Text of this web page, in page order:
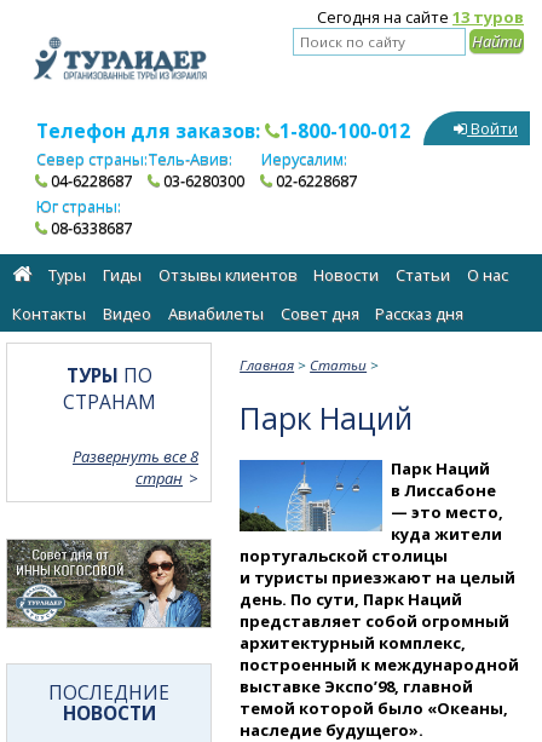
Сегодня на сайте 13 туров
Телефон для заказов: 1-800-100-012
Север страны:
04-6228687
Тель-Авив:
03-6280300
Иерусалим:
02-6228687
Юг страны:
08-6338687
Войти
Туры Гиды Отзывы клиентов Новости Статьи
О нас
Контакты
Видео Авиабилеты Cовет дня Рассказ дня
Главная > Статьи >
Парк Наций
Парк Наций
в Лиссабоне
— это место,
куда жители
португальской столицы
и туристы приезжают на целый
день. По сути, Парк Наций
представляет собой огромный
архитектурный комплекс,
построенный к международной
выставке Экспо’98, главной
темой которой было «Океаны,
наследие будущего».
ТУРЫ ПО
СТРАНАМ
Развернуть все 8
стран
ПОСЛЕДНИЕ
НОВОСТИ